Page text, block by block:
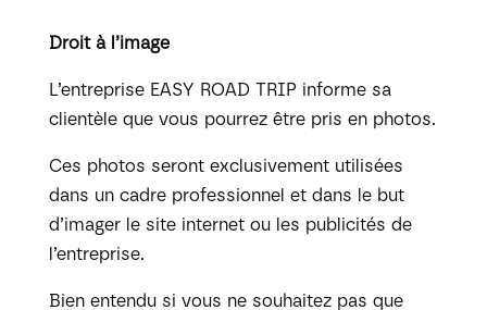
Droit à l’image
L’entreprise EASY ROAD TRIP informe sa
clientèle que vous pourrez être pris en photos.
Ces photos seront exclusivement utilisées
dans un cadre professionnel et dans le but
d’imager le site internet ou les publicités de
l’entreprise.
Bien entendu si vous ne souhaitez pas que